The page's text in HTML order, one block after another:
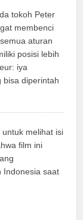
tokoh Peter
membenci
aturan
posisi lebih
iya
bisa diperintah
melihat isi
film ini
Indonesia saat